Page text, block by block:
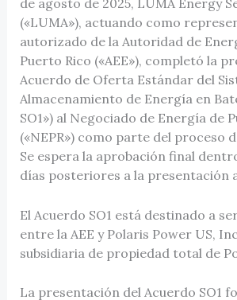
de agosto de 2025, LUMA Energy
(«LUMA»), actuando como
autorizado de la Autoridad de
Puerto Rico («AEE»), completó la
Acuerdo de Oferta Estándar del
Almacenamiento de Energía en
SO1») al Negociado de Energía de
(«NEPR») como parte del proceso
Se espera la aprobación final
días posteriores a la presentación
El Acuerdo SO1 está destinado a
entre la AEE y Polaris Power US,
subsidiaria de propiedad total de
La presentación del Acuerdo SO1